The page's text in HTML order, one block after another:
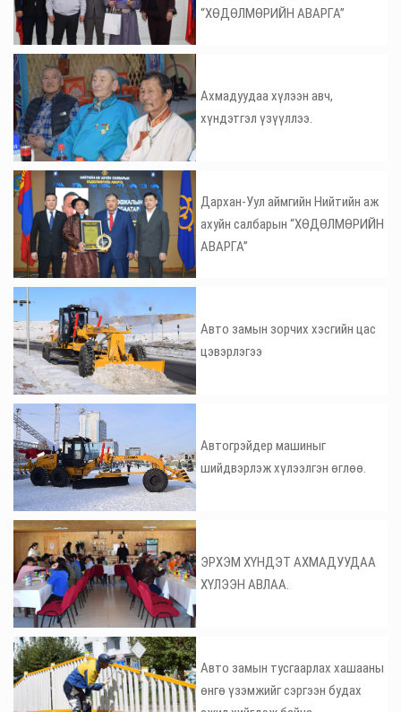
“ХӨДӨЛМӨРИЙН АВАРГА”
Ахмадуудаа хүлээн авч,
хүндэтгэл үзүүллээ.
Дархан-Уул аймгийн Нийтийн аж
ахуйн салбарын “ХӨДӨЛМӨРИЙН
АВАРГА”
Авто замын зорчих хэсгийн цас
цэвэрлэгээ
Автогрэйдер машиныг
шийдвэрлэж хүлээлгэн өглөө.
ЭРХЭМ ХҮНДЭТ АХМАДУУДАА
ХҮЛЭЭН АВЛАА.
Авто замын тусгаарлах хашааны
өнгө үзэмжийг сэргээн будах